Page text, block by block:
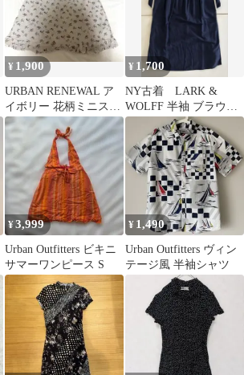
¥ 1,900
URBAN RENEWAL ア
イボリー 花柄ミニスカ
ート
¥ 1,700
NY古着 LARK &
WOLFF 半袖 ブラウス
ネイビー ニューヨー
¥3,999
Urban Outfitters ビキニ
サマーワンピース S
¥ 1,490
Urban Outfitters ヴィン
テージ風 半袖シャツ